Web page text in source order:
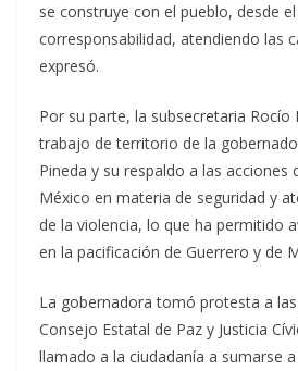
se construye con el pueblo, desde
corresponsabilidad, atendiendo las
expresó.
Por su parte, la subsecretaria Rocío
trabajo de territorio de la
Pineda y su respaldo a las acciones
México en materia de seguridad y
de la violencia, lo que ha permitido
en la pacificación de Guerrero y de
La gobernadora tomó protesta a
Consejo Estatal de Paz y Justicia
llamado a la ciudadanía a sumarse